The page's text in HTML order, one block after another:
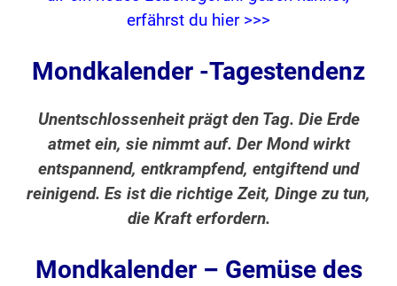
erfährst du hier >>>
Mondkalender -Tagestendenz
Unentschlossenheit prägt den Tag. Die Erde
atmet ein, sie nimmt auf. Der Mond wirkt
entspannend, entkrampfend, entgiftend und
reinigend. Es ist die richtige Zeit, Dinge zu tun,
die Kraft erfordern.
Mondkalender – Gemüse des